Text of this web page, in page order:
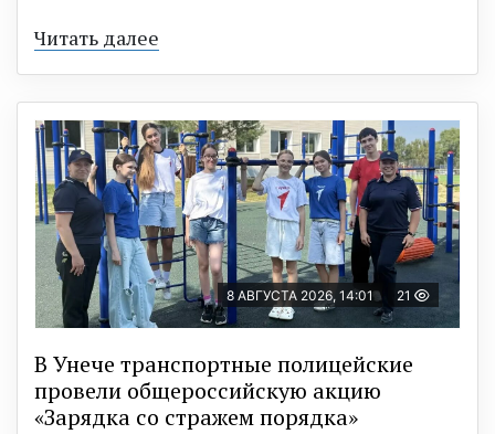
Читать далее
8 АВГУСТА 2026, 14:01 21
В Унече транспортные полицейские
провели общероссийскую акцию
«Зарядка со стражем порядка»